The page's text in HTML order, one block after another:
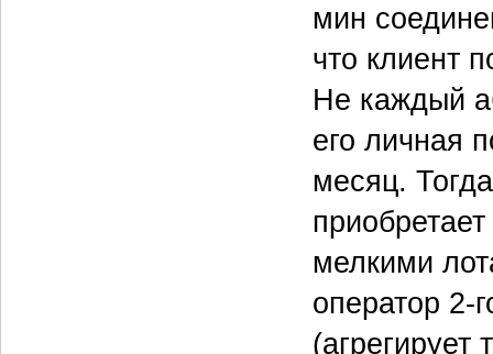
мин
что клиент
Не каждый
его личная
месяц.
мелкими
оператор 2-
(агрегирует